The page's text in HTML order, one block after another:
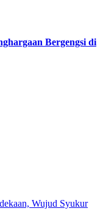
Bergengsi di
Wujud Syukur